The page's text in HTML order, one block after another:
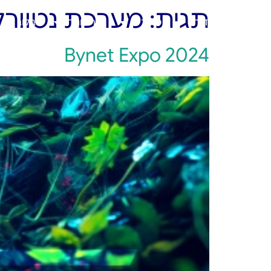
אודות מוצרים פתרונות בלוג תגית: מערכת
Bynet Expo 2024